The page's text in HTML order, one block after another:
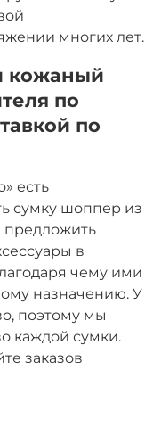
многих лет.
кожаный
по
по
есть
сумку шоппер из
предложить
в
чему ими
назначению. У
поэтому мы
каждой сумки.
заказов